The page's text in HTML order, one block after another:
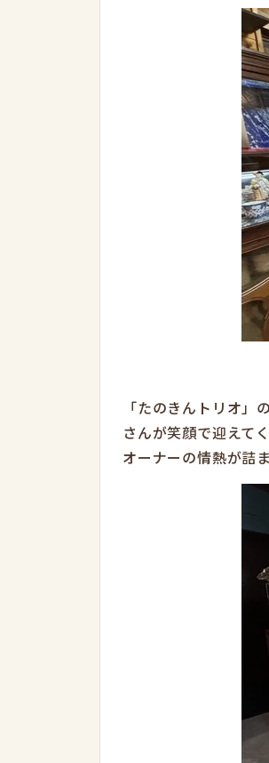
「たのきんトリオ
さんが笑顔で迎えてく
オーナーの情熱が詰